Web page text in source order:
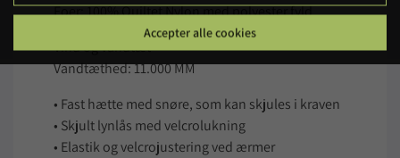
Foer: 100% Quiltet Nylon med polyester fyld
Vind og vandtæt
Vandtæthed: 11.000 MM
• Fast hætte med snøre, som kan skjules i kraven
• Skjult lynlås med velcrolukning
• Elastik og velcrojustering ved ærmer
Accepter alle cookies